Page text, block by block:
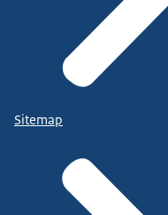
Sitemap